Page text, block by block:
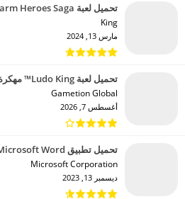
تحميل لعبة Farm Heroes Saga مهكرة للاندرويد 2024
King‏
مارس 13, 2024
تحميل لعبة Ludo King™ مهكرة للاندرويد 2024
Gametion Global‏
أغسطس 7, 2026
تحميل تطبيق Microsoft Word مهكر للاندرويد 2024
Microsoft Corporation‏
ديسمبر 13, 2023